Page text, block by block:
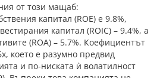
от този мащаб:
капитал (ROE) е 9.8%,
капитал (ROIC) – 9.4%, а
(ROA) – 5.7%. Коефициентът
което е разумно предвид
и по-ниската ѝ волатилност